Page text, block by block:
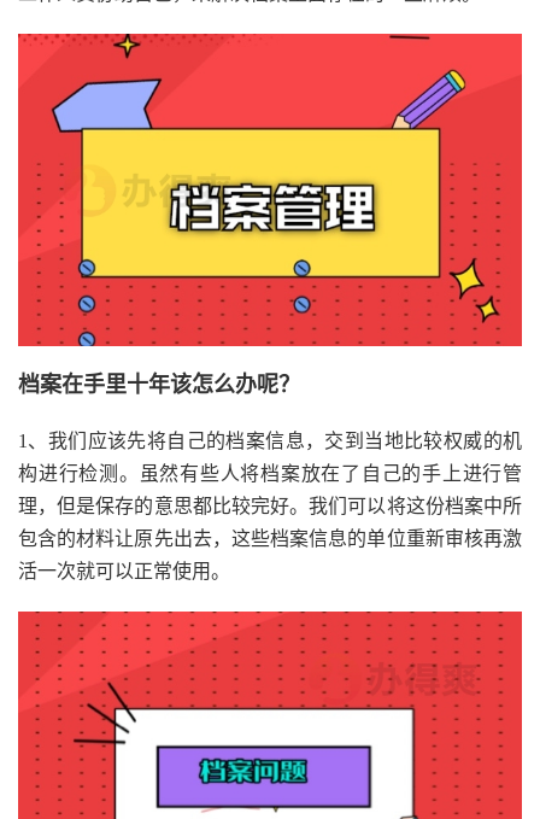
档案在手里十年该怎么办呢？
1、我们应该先将自己的档案信息，交到当地比较权威的机
构进行检测。虽然有些人将档案放在了自己的手上进行管
理，但是保存的意思都比较完好。我们可以将这份档案中所
包含的材料让原先出去，这些档案信息的单位重新审核再激
活一次就可以正常使用。